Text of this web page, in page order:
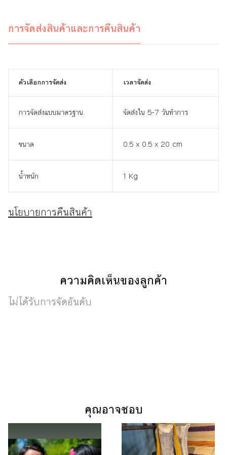
การจัดส่งสินค้าและการคืนสินค้า
ตัวเลือกการจัดส่ง เวลาจัดส่ง
การจัดส่งแบบมาตรฐาน จัดส่งใน 5-7 วันทำการ
ขนาด 0.5 x 0.5 x 20 cm
น้ำหนัก 1 Kg
นโยบายการคืนสินค้า
ความคิดเห็นของลูกค้า
ไม่ได้รับการจัดอันดับ
คุณอาจชอบ